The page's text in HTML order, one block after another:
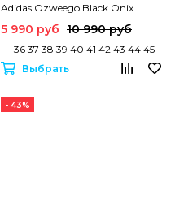
Adidas Ozweego Black Onix
5 990 руб 10 990 руб
36 37 38 39 40 41 42 43 44 45
Выбрать
- 43%